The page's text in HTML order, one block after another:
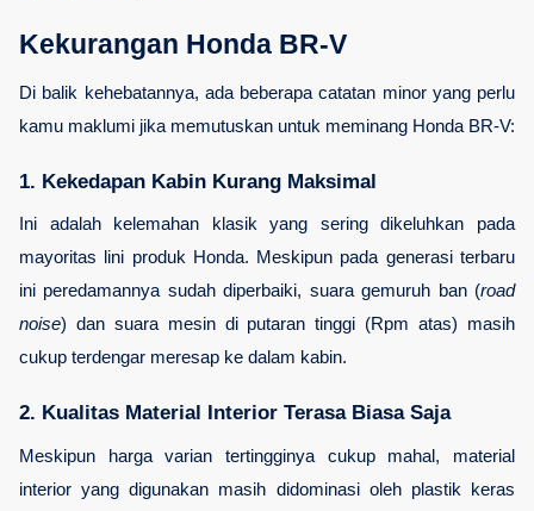
Kekurangan Honda BR-V
Di balik kehebatannya, ada beberapa catatan minor yang perlu
kamu maklumi jika memutuskan untuk meminang Honda BR-V:
1. Kekedapan Kabin Kurang Maksimal
Ini adalah kelemahan klasik yang sering dikeluhkan pada
mayoritas lini produk Honda. Meskipun pada generasi terbaru
ini peredamannya sudah diperbaiki, suara gemuruh ban (road
noise) dan suara mesin di putaran tinggi (Rpm atas) masih
cukup terdengar meresap ke dalam kabin.
2. Kualitas Material Interior Terasa Biasa Saja
Meskipun harga varian tertingginya cukup mahal, material
interior yang digunakan masih didominasi oleh plastik keras